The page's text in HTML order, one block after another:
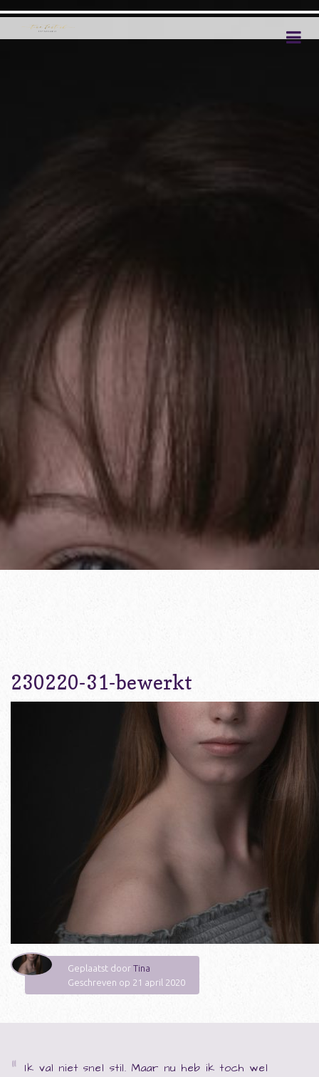
230220-31-bewerkt
Geplaatst door Tina
Geschreven op 21 april 2020
Ik val niet snel stil. Maar nu heb ik toch wel